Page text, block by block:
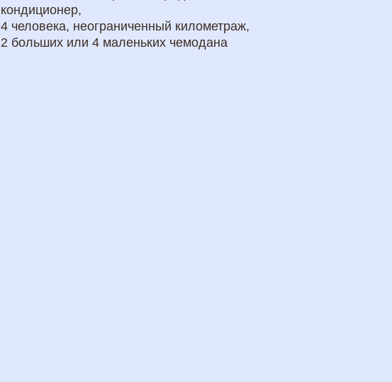
кондиционер,
4 человека, неограниченный километраж,
2 больших или 4 маленьких чемодана